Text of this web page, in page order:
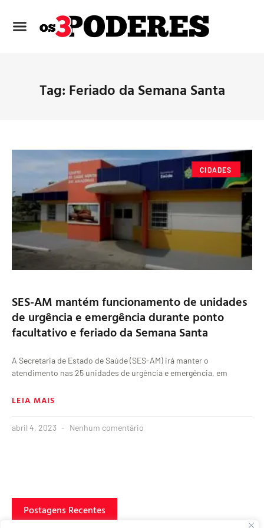
Tag: Feriado da Semana Santa
CIDADES
SES-AM mantém funcionamento de unidades
de urgência e emergência durante ponto
facultativo e feriado da Semana Santa
A Secretaria de Estado de Saúde (SES-AM) irá manter o
atendimento nas 25 unidades de urgência e emergência, em
LEIA MAIS
abril 4, 2023 Nenhum comentário
Postagens Recentes